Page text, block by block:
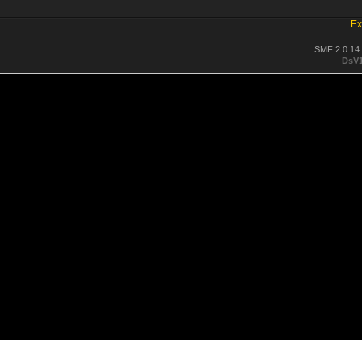
SMF 2.0.14